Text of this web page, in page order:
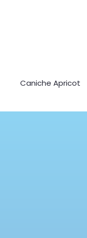
Caniche Apricot